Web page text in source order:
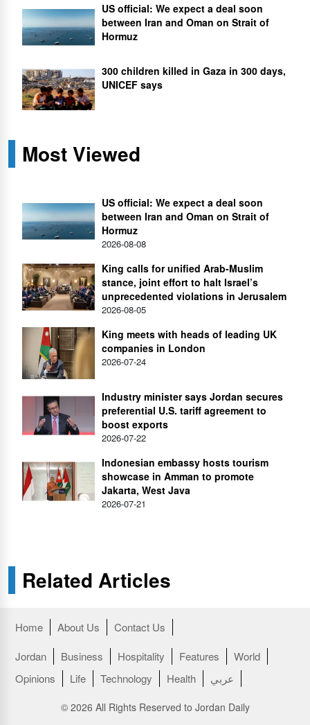
US official: We expect a deal soon
between Iran and Oman on Strait of
Hormuz
300 children killed in Gaza in 300 days,
UNICEF says
Most Viewed
US official: We expect a deal soon
between Iran and Oman on Strait of
Hormuz
2026-08-08
King calls for unified Arab-Muslim
stance, joint effort to halt Israel’s
unprecedented violations in Jerusalem
2026-08-05
King meets with heads of leading UK
companies in London
2026-07-24
Industry minister says Jordan secures
preferential U.S. tariff agreement to
boost exports
2026-07-22
Indonesian embassy hosts tourism
showcase in Amman to promote
Jakarta, West Java
2026-07-21
Related Articles
Home About Us
Contact Us
Jordan
Business Hospitality Features
World
Opinions
Life Technology Health عربي
© 2026 All Rights Reserved to Jordan Daily